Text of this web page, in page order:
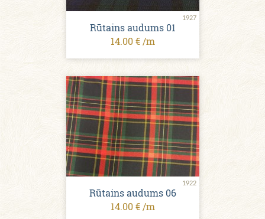
1927
Rūtains audums 01
14.00 € /m
1922
Rūtains audums 06
14.00 € /m